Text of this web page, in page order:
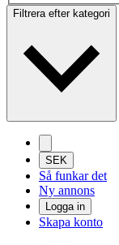
Filtrera efter kategori
SEK
Så funkar det
Ny annons
Logga in
Skapa konto